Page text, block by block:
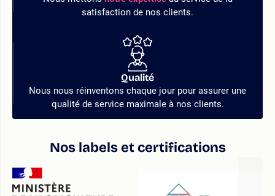
satisfaction de nos clients.
Qualité
Nous nous réinventons chaque jour pour assurer une
qualité de service maximale à nos clients.
Nos labels et certifications